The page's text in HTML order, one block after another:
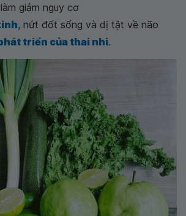
giảm nguy cơ
, nứt đốt sống và dị tật về não
triển của thai nhi.